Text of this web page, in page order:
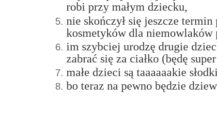
robi przy małym dziecku,
nie skończył się jeszcze
kosmetyków dla
im szybciej urodzę drugie
zabrać się za ciałko (będę
małe dzieci są taaaaaakie
bo teraz na pewno będzie